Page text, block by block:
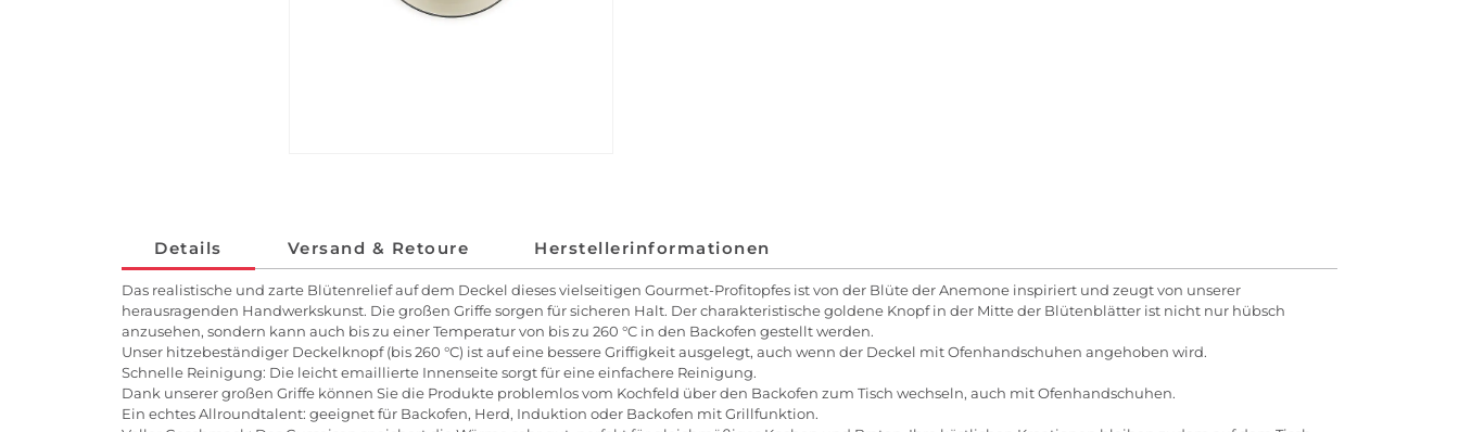
Details Versand & Retoure Herstellerinformationen
Das realistische und zarte Blütenrelief auf dem Deckel dieses vielseitigen Gourmet-Profitopfes ist von der Blüte der Anemone inspiriert und zeugt von unserer
herausragenden Handwerkskunst. Die großen Griffe sorgen für sicheren Halt. Der charakteristische goldene Knopf in der Mitte der Blütenblätter ist nicht nur hübsch
anzusehen, sondern kann auch bis zu einer Temperatur von bis zu 260 °C in den Backofen gestellt werden.
Unser hitzebeständiger Deckelknopf (bis 260 °C) ist auf eine bessere Griffigkeit ausgelegt, auch wenn der Deckel mit Ofenhandschuhen angehoben wird.
Schnelle Reinigung: Die leicht emaillierte Innenseite sorgt für eine einfachere Reinigung.
Dank unserer großen Griffe können Sie die Produkte problemlos vom Kochfeld über den Backofen zum Tisch wechseln, auch mit Ofenhandschuhen.
Ein echtes Allroundtalent: geeignet für Backofen, Herd, Induktion oder Backofen mit Grillfunktion.